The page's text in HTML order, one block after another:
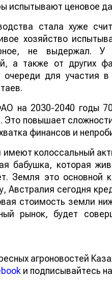
испытывают ценовое
стала хуже
хозяйство
не выдержал. У
а также от других
для участия
на 2030-2040 годы
Это повышает
финансов и
имеют колоссальный
бабушка, которая
Земля это основной
Австралия сегодня
стоимость земли
рынок, будет
агроновостей
и подписывайтесь